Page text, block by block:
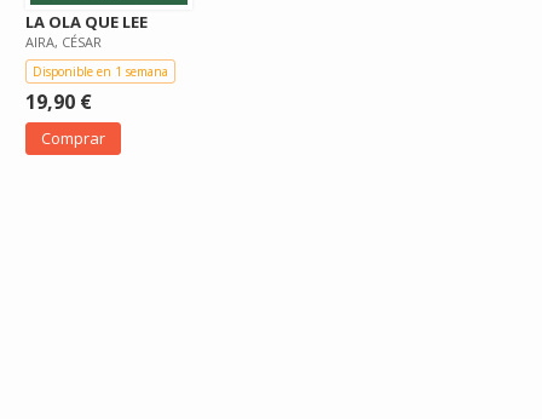
LA OLA QUE LEE
AIRA, CÉSAR
Disponible en 1 semana
19,90 €
Comprar